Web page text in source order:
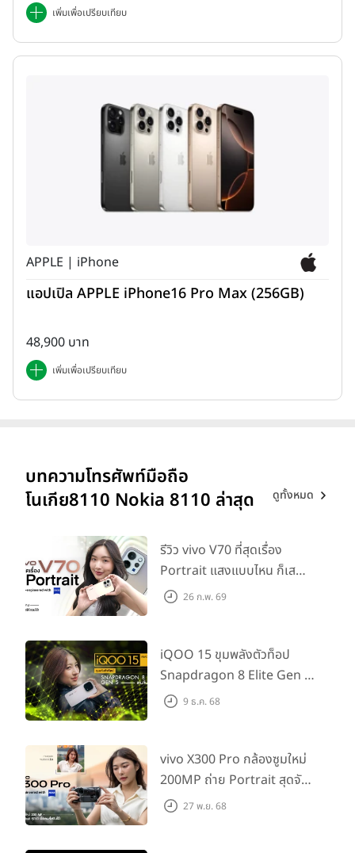
เพิ่มเพื่อเปรียบเทียบ
APPLE | iPhone
แอปเปิล APPLE iPhone16 Pro Max (256GB)
48,900 บาท
เพิ่มเพื่อเปรียบเทียบ
บทความโทรศัพท์มือถือ
โนเกีย8110 Nokia 8110 ล่าสุด
ดูทั้งหมด
รีวิว vivo V70 ที่สุดเรื่อง
Portrait แสงแบบไหน ก็เส
กช็อตให้สวยได้!
26 ก.พ. 69
iQOO 15 ขุมพลังตัวท็อป
Snapdragon 8 Elite Gen 5
เล่นลื่นทุกเกม!
9 ธ.ค. 68
vivo X300 Pro กล้องซูมใหม่
200MP ถ่าย Portrait สุดจัด
ต่อเลนส์เสริมได้!
27 พ.ย. 68